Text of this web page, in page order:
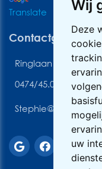
Wij
Deze
uw
Translate
Contactgegevens
Ringlaan 3, 2170
0474/45.06.89